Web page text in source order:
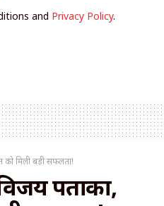
and Privacy Policy.
को मिली बड़ी सफलता!
पताका,